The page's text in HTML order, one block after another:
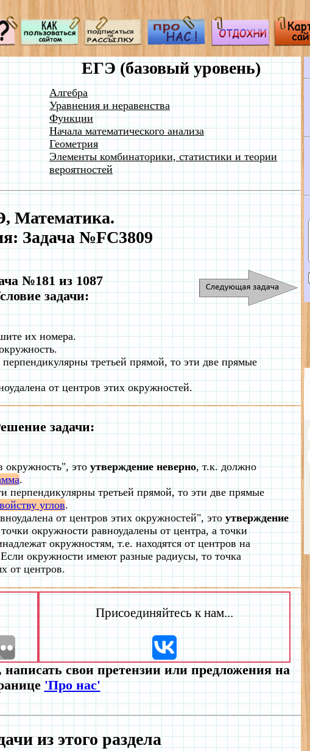
ЕГЭ (базовый уровень)
Алгебра
Уравнения и неравенства
Функции
Начала математического анализа
Геометрия
Элементы комбинаторики, статистики и теории
вероятностей
Математика.
Задача №FC3809
№181 из 1087
задачи:
их номера.
третьей прямой, то эти две прямые
от центров этих окружностей.
задачи:
окружность", этоутверждение неверно, т.к. должно
.
перпендикулярны третьей прямой, то эти две прямые
углов.
от центров этих окружностей", это утверждение
окружности равноудалены от центра, а точки
окружностям, т.е. находятся от центров на
окружности имеют разные радиусы, то точка
от центров.
Присоединяйтесь к нам...
свои претензии или предложения на
'Про нас'
из этого раздела